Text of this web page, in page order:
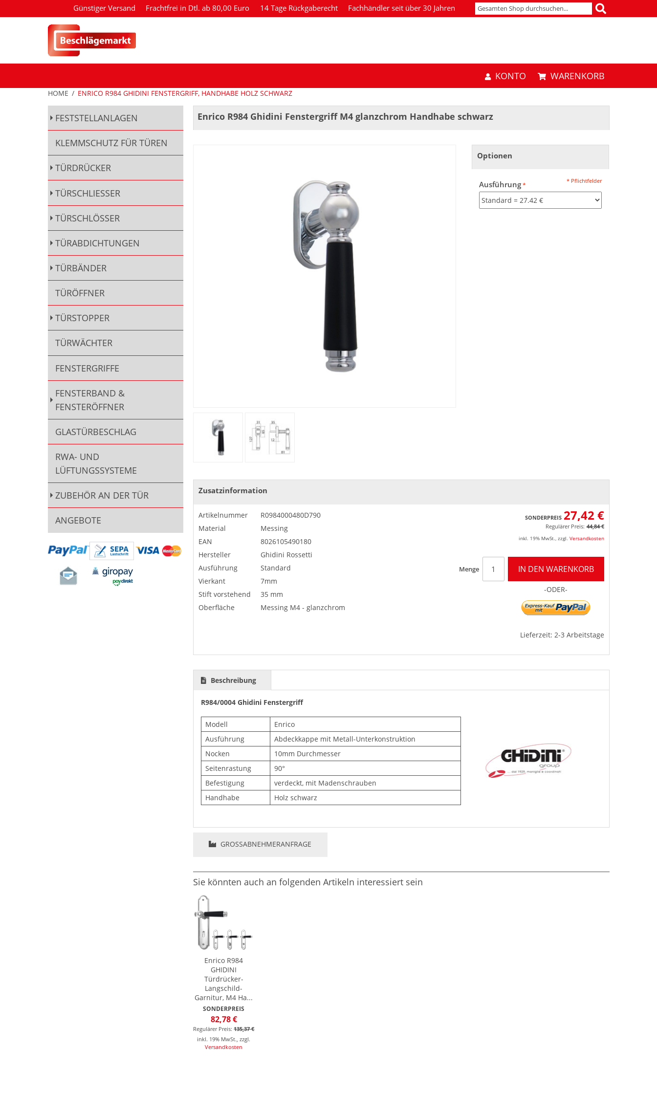
Günstiger Versand Frachtfrei in Dtl. ab 80,00 Euro 14 Tage Rückgaberecht Fachhändler seit über 30 Jahren
KONTO WARENKORB
HOME / ENRICO R984 GHIDINI FENSTERGRIFF, HANDHABE HOLZ SCHWARZ
Enrico R984 Ghidini Fenstergriff M4 glanzchrom Handhabe schwarz
Optionen
Ausführung * Pflichtfelder
Zusatzinformation
Artikelnummer
R0984000480D790
Material
Messing
EAN
8026105490180
Hersteller
Ghidini Rossetti
Ausführung
Standard
Vierkant
7mm
Stift vorstehend
35 mm
Oberfläche
Messing M4 - glanzchrom
SONDERPREIS 27,42 €
Regulärer Preis: 44,84 €
inkl. 19% MwSt. zzgl. Versandkosten
Menge IN DEN WARENKORB
-ODER-
Lieferzeit: 2-3 Arbeitstage
Beschreibung
R984/0004 Ghidini Fenstergriff
Modell
Enrico
Ausführung
Abdeckkappe mit Metall-Unterkonstruktion
Nocken
10mm Durchmesser
Seitenrastung
90°
Befestigung
verdeckt, mit Madenschrauben
Handhabe
Holz schwarz
GROSSABNEHMERANFRAGE
Sie könnten auch an folgenden Artikeln interessiert sein
Enrico R984
GHIDINI
Türdrücker-
Langschild-
Garnitur, M4 Ha...
SONDERPREIS
82,78 €
Regulärer Preis: 135,37 €
inkl. 19% MwSt. ,zzgl.
Versandkosten
FESTSTELLANLAGEN
KLEMMSCHUTZ FÜR TÜREN
TÜRDRÜCKER
TÜRSCHLIESSER
TÜRSCHLÖSSER
TÜRABDICHTUNGEN
TÜRBÄNDER
TÜRÖFFNER
TÜRSTOPPER
TÜRWÄCHTER
FENSTERGRIFFE
FENSTERBAND &
FENSTERÖFFNER
GLASTÜRBESCHLAG
RWA- UND
LÜFTUNGSSYSTEME
ZUBEHÖR AN DER TÜR
ANGEBOTE